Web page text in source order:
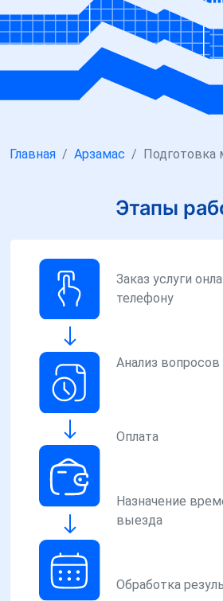
Главная Арзамас Подготовка
Этапы
Заказ услуги
телефону
Анализ
Оплата
Назначение
выезда
Обработка